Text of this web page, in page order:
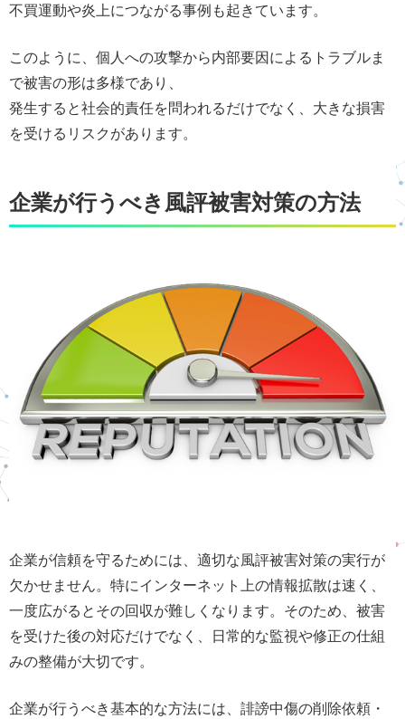
不買運動や炎上につながる事例も起きています。
このように、個人への攻撃から内部要因によるトラブルま
で被害の形は多様であり、
発生すると社会的責任を問われるだけでなく、大きな損害
を受けるリスクがあります。
企業が行うべき風評被害対策の方法
企業が信頼を守るためには、適切な風評被害対策の実行が
欠かせません。特にインターネット上の情報拡散は速く、
一度広がるとその回収が難しくなります。そのため、被害
を受けた後の対応だけでなく、日常的な監視や修正の仕組
みの整備が大切です。
企業が行うべき基本的な方法には、誹謗中傷の削除依頼・